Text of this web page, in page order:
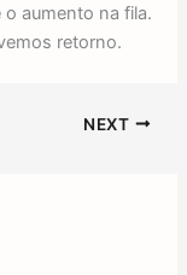
aumento na fila.
retorno.
NEXT